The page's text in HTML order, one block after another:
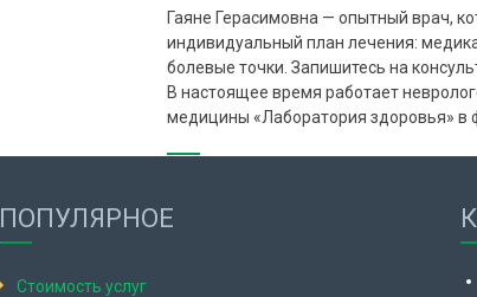
Гаяне Герасимовна — опытный врач,
индивидуальный план лечения:
болевые точки. Запишитесь на
В настоящее время работает
медицины «Лаборатория здоровья» в
ПОПУЛЯРНОЕ
Стоимость услуг